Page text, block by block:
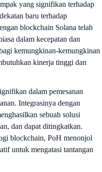
yang signifikan terhadap
baru terhadap
blockchain Solana telah
dalam kecepatan dan
kemungkinan-kemungkinan
kinerja tinggi dan
dalam pemesanan
Integrasinya dengan
sebuah solusi
dan dapat ditingkatkan.
blockchain, PoH menonjol
untuk mengatasi tantangan